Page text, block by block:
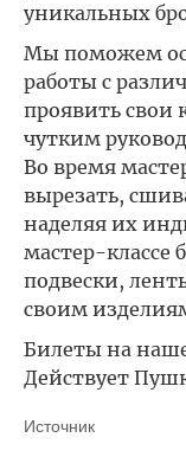
уникальных
Мы поможем
работы с
проявить свои
чутким
Во время
вырезать,
наделяя их
мастер-классе
подвески,
своим
Билеты на
Действует
Источник